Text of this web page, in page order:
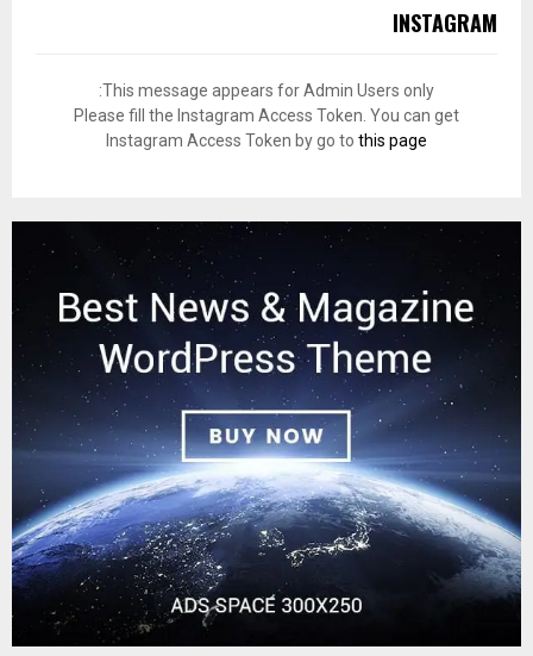
INSTAGRAM
This message appears for Admin Users only:
Please fill the Instagram Access Token. You can get
Instagram Access Token by go to this page